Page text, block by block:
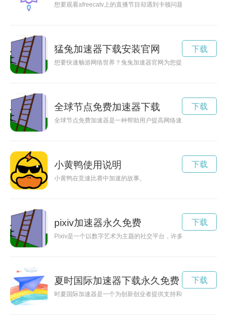
想要观看afreecatv上的直播节目却遇到卡顿问题？现在有了
猛兔加速器下载安装官网
想要快速畅游网络世界？兔兔加速器官网为您提供更稳定、更
下载
全球节点免费加速器下载
全球节点免费加速器是一种帮助用户提高网络速度、加快网页
下载
小黄鸭使用说明
小黄鸭在竞速比赛中加速的故事。
下载
pixiv加速器永久免费
Pixiv是一个以数字艺术为主题的社交平台，许多用户在此分享
下载
夏时国际加速器下载永久免费
时夏国际加速器是一个为创新创业者提供支持和资源的平台，
下载